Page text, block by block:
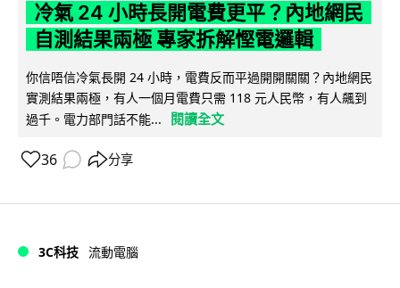
冷氣 24 小時長開電費更平？內地網民
自測結果兩極 專家拆解慳電邏輯
你信唔信冷氣長開 24 小時，電費反而平過開開關關？內地網民
實測結果兩極，有人一個月電費只需 118 元人民幣，有人飆到
過千。電力部門話不能...
閱讀全文
36 分享
3C科技 流動電腦